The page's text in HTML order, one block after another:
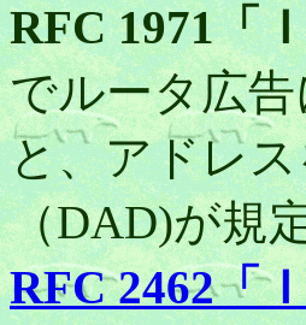
RFC 1971「
でルータ広
と、アドレ
（DAD)が規
RFC 2462「